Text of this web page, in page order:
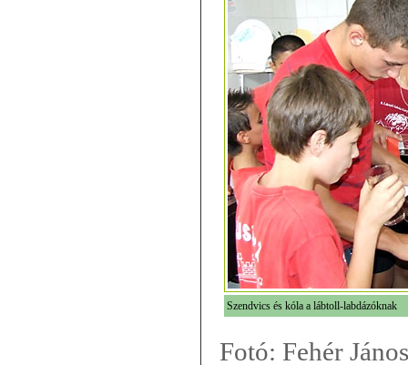
Szendvics és kóla a lábtoll-labdázóknak
Fotó: Fehér János